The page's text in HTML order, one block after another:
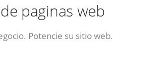
paginas web
Potencie su sitio web.